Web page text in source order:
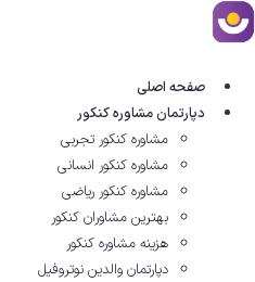
صفحه اصلی
دپارتمان مشاوره کنکور
مشاوره کنکور تجربی
مشاوره کنکور انسانی
مشاوره کنکور ریاضی
بهترین مشاوران کنکور
هزینه مشاوره کنکور
دپارتمان والدین نوتروفیل